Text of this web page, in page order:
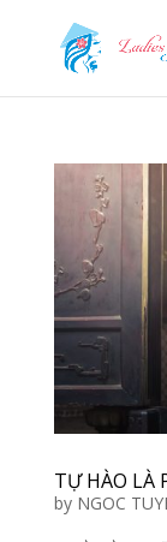
TỰ HÀO LÀ
by NGOC